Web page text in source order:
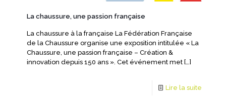
La chaussure, une passion française
La chaussure à la française La Fédération Française
de la Chaussure organise une exposition intitulée « La
Chaussure, une passion française – Création &
innovation depuis 150 ans ». Cet événement met […]
Lire la suite